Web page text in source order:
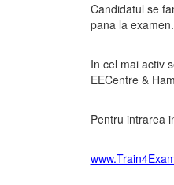
Candidatul se
pana la examen.
In cel mai activ
EECentre &
Pentru intrarea